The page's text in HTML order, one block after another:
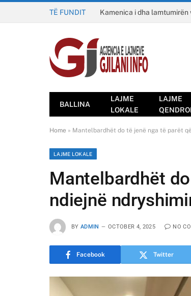
TË FUNDIT Kamenica i dha
BALLINA
LAJME
LOKALE
LAJME
Home » Mantelbardhët do të jenë nga të parët
LAJME LOKALE
Mantelbardhët
ndiejnë
BY ADMIN OCTOBER 4, 2025 NO
Facebook Twitter